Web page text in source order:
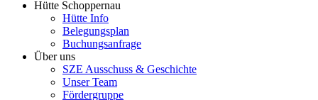
Hütte Schoppernau
Hütte Info
Belegungsplan
Buchungsanfrage
Über uns
SZE Ausschuss & Geschichte
Unser Team
Fördergruppe